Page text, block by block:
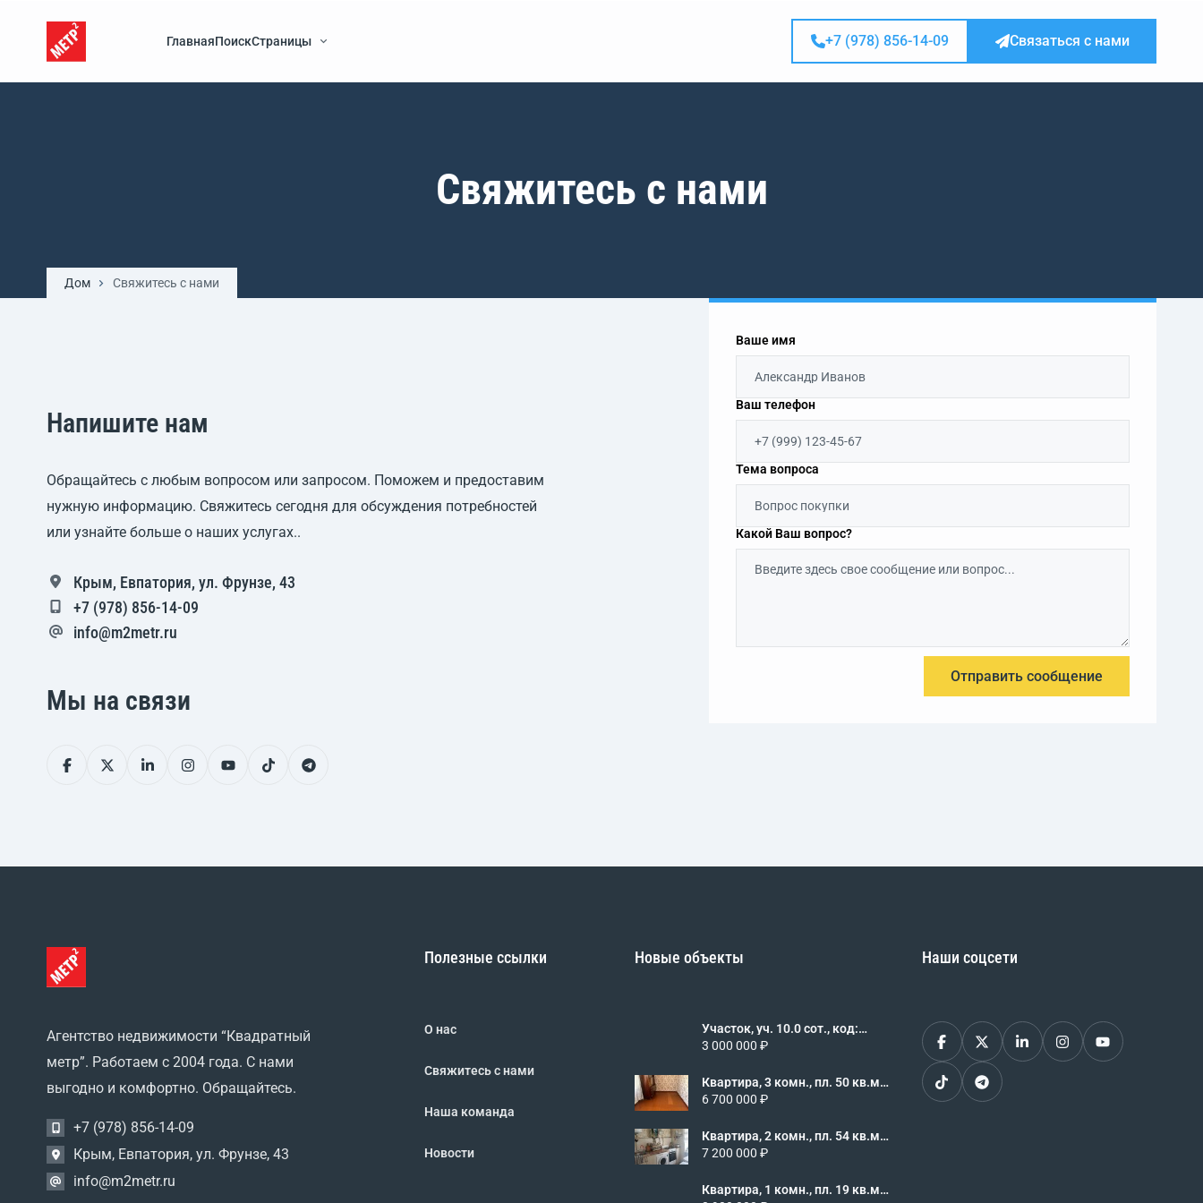
ГлавнаяПоискСтраницы +7 (978) 856-14-09 Связаться с нами
Свяжитесь с нами
Дом Свяжитесь с нами
Напишите нам
Обращайтесь с любым вопросом или запросом. Поможем и предоставим
нужную информацию. Свяжитесь сегодня для обсуждения потребностей
или узнайте больше о наших услугах..
Крым, Евпатория, ул. Фрунзе, 43
+7 (978) 856-14-09
info@m2metr.ru
Мы на связи
Ваше имя
Ваш телефон
Тема вопроса
Какой Ваш вопрос?
Агентство недвижимости “Квадратный
метр”. Работаем с 2004 года. С нами
выгодно и комфортно. Обращайтесь.
+7 (978) 856-14-09
Крым, Евпатория, ул. Фрунзе, 43
info@m2metr.ru
Полезные ссылки
О нас
Свяжитесь с нами
Наша команда
Новости
Новые объекты
Участок, уч. 10.0 сот., код:
462485
3 000 000 ₽
Квартира, 3 комн., пл. 50 кв.м.,
3/5 эт., код: 462483
6 700 000 ₽
Квартира, 2 комн., пл. 54 кв.м.,
2/5 эт., код: 462469
7 200 000 ₽
Квартира, 1 комн., пл. 19 кв.м.,
Наши соцсети